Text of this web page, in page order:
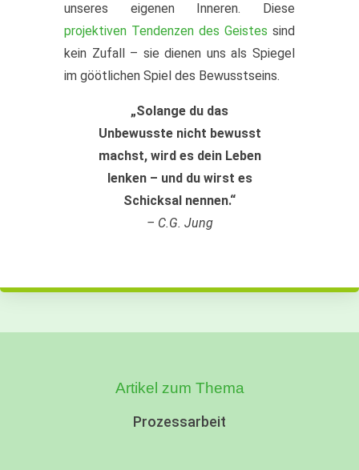
unseres eigenen Inneren. Diese
projektiven Tendenzen des Geistes sind
kein Zufall – sie dienen uns als Spiegel
im göötlichen Spiel des Bewusstseins.
„Solange du das
Unbewusste nicht bewusst
machst, wird es dein Leben
lenken – und du wirst es
Schicksal nennen.“
– C.G. Jung
Artikel zum Thema
Prozessarbeit